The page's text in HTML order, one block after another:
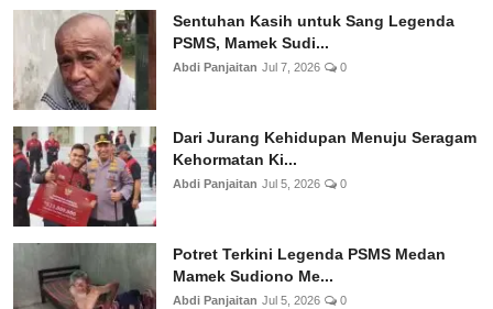
Sentuhan Kasih untuk Sang Legenda
PSMS, Mamek Sudi...
Abdi Panjaitan Jul 7, 2026 0
Dari Jurang Kehidupan Menuju Seragam
Kehormatan Ki...
Abdi Panjaitan Jul 5, 2026 0
Potret Terkini Legenda PSMS Medan
Mamek Sudiono Me...
Abdi Panjaitan Jul 5, 2026 0